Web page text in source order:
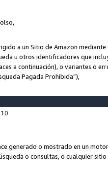
a un Sitio de Amazon mediante
u otros identificadores que
a continuación), o variantes o
Pagada Prohibida”),
generado o mostrado en un
o consultas, o cualquier